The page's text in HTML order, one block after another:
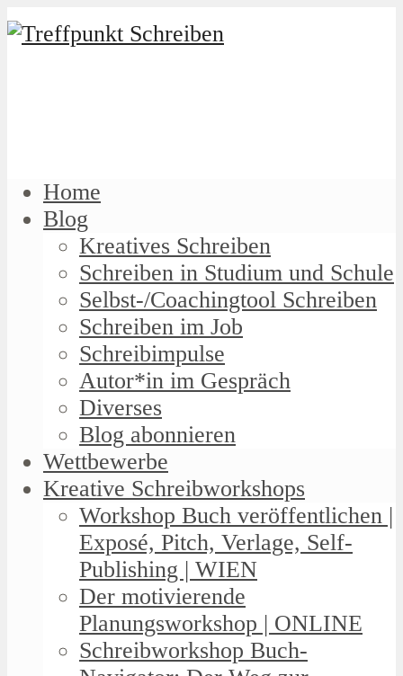
Home
Blog
Kreatives Schreiben
Schreiben in Studium und Schule
Selbst-/Coachingtool Schreiben
Schreiben im Job
Schreibimpulse
Autor*in im Gespräch
Diverses
Blog abonnieren
Wettbewerbe
Kreative Schreibworkshops
Workshop Buch veröffentlichen |
Exposé, Pitch, Verlage, Self-
Publishing | WIEN
Der motivierende
Planungsworkshop | ONLINE
Schreibworkshop Buch-